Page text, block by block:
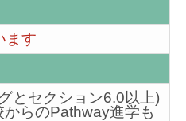
ます
とセクション6.0以上)
らのPathway進学も